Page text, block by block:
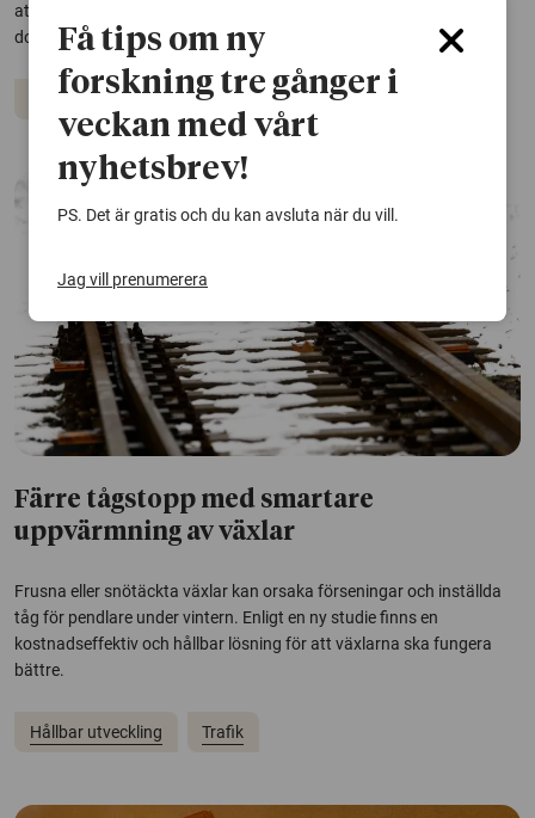
att rena vattnet på nya och bättre sätt. Det är slutsatsen i en
doktorsavhandling från Högskolan i Borås.
Hållbar utveckling Vatten
Färre tågstopp med smartare
uppvärmning av växlar
Frusna eller snötäckta växlar kan orsaka förseningar och inställda
tåg för pendlare under vintern. Enligt en ny studie finns en
kostnadseffektiv och hållbar lösning för att växlarna ska fungera
bättre.
Hållbar utveckling Trafik
Få tips om ny
forskning tre gånger i
veckan med vårt
nyhetsbrev!
PS. Det är gratis och du kan avsluta när du vill.
Jag vill prenumerera